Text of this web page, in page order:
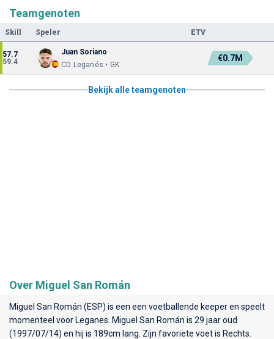
Teamgenoten
Skill Speler ETV
57.7
59.4
Juan Soriano
CD Leganés • GK
€0.7M
Bekijk alle teamgenoten
Over Miguel San Román
Miguel San Román (ESP) is een een voetballende keeper en speelt
momenteel voor Leganes . Miguel San Román is 29 jaar oud
(1997/07/14) en hij is 189cm lang. Zijn favoriete voet is Rechts.